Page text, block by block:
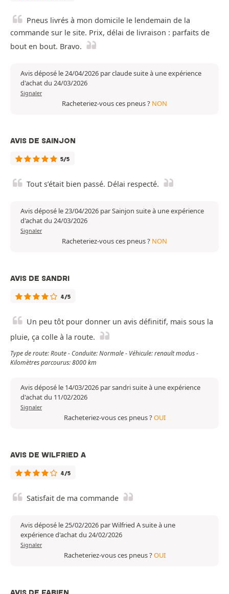
Pneus livrés à mon domicile le lendemain de la
commande sur le site. Prix, délai de livraison : parfaits de
bout en bout. Bravo.
Avis déposé le 24/04/2026 par claude suite à une expérience
d'achat du 24/03/2026
Signaler
Racheteriez-vous ces pneus ? NON
AVIS DE SAINJON
5/5
Tout s’était bien passé. Délai respecté.
Avis déposé le 23/04/2026 par Sainjon suite à une expérience
d'achat du 24/03/2026
Signaler
Racheteriez-vous ces pneus ? NON
AVIS DE SANDRI
4/5
Un peu tôt pour donner un avis définitif, mais sous la
pluie, ça colle à la route.
Type de route: Route - Conduite: Normale - Véhicule: renault modus -
Kilomètres parcourus: 8000 km
Avis déposé le 14/03/2026 par sandri suite à une expérience
d'achat du 11/02/2026
Signaler
Racheteriez-vous ces pneus ?OUI
AVIS DE WILFRIED A
4/5
Satisfait de ma commande
Avis déposé le 25/02/2026 par Wilfried A suite à une
expérience d'achat du 24/02/2026
Signaler
Racheteriez-vous ces pneus ?OUI